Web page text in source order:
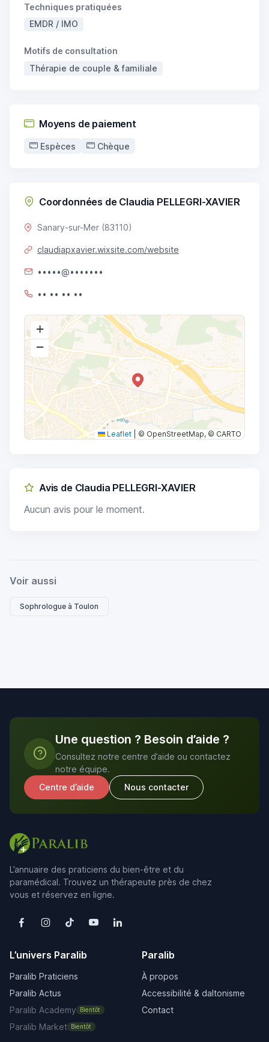
Techniques pratiquées
EMDR / IMO
Motifs de consultation
Thérapie de couple & familiale
Moyens de paiement
Espèces Chèque
Coordonnées de Claudia PELLEGRI-XAVIER
Sanary-sur-Mer (83110)
claudiapxavier.wixsite.com/website
•••••@•••••••
•• •• •• ••
+
−
Leaflet © OpenStreetMap, © CARTO
Avis de Claudia PELLEGRI-XAVIER
Aucun avis pour le moment.
Voir aussi
Sophrologue à Toulon
Une question ? Besoin d’aide ?
Consultez notre centre d’aide ou contactez
notre équipe.
Centre d’aide
Nous contacter
L’annuaire des praticiens du bien-être et du
paramédical. Trouvez un thérapeute près de chez
vous et réservez en ligne.
L’univers Paralib
Paralib Praticiens
Paralib Actus
Paralib Academy
Bientôt
Paralib Market Bientôt
Paralib
À propos
Accessibilité & daltonisme
Contact